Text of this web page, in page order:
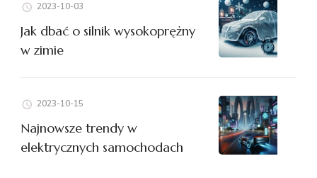
2023-10-03
Jak dbać o silnik wysokoprężny
w zimie
2023-10-15
Najnowsze trendy w
elektrycznych samochodach